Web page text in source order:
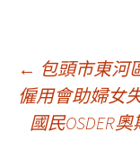
文
章
← 包頭市東河
僱用會助婦女
國民OSDER